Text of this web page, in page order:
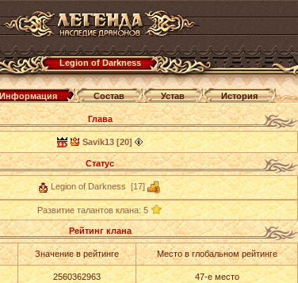
Legion of Darkness
Состав Устав История
Глава
Savik13 [20]
Статус
Legion of Darkness [17]
Развитие талантов клана: 5
Рейтинг клана
Значение в рейтинге Место в глобальном рейтинге
2560362963 47-е место